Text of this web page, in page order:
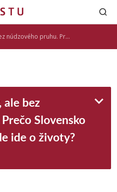
šetrí práve tam, kde ide o životy? [pravda.sk]
bez
Slovensko
ide o životy?